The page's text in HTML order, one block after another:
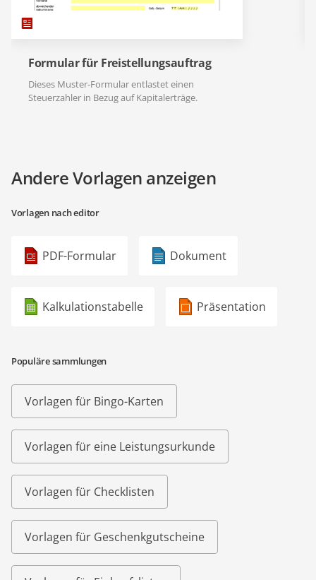
Formular für Freistellungsauftrag
Dieses Muster-Formular entlastet einen
Steuerzahler in Bezug auf Kapitalerträge.
Andere Vorlagen anzeigen
Vorlagen nach editor
PDF-Formular Dokument
Kalkulationstabelle Präsentation
Populäre sammlungen
Vorlagen für Bingo-Karten
Vorlagen für eine Leistungsurkunde
Vorlagen für Checklisten
Vorlagen für Geschenkgutscheine